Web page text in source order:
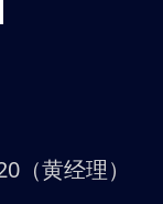
（黄经理）